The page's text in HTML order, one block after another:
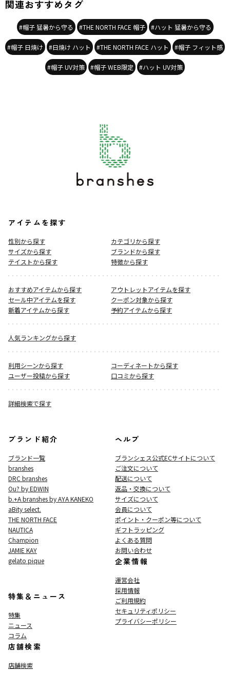
関連おすすめタグ
#帽子 猛暑から守る #THE NORTH FACE 帽子 #ハット 猛暑から守る
#帽子 日焼け #日焼け ハット #THE NORTH FACE ハット #帽子 フィット感
#帽子 UV対策 #帽子 WEB限定 #ハット UV対策
アイテムを探す
性別から探す
カテゴリから探す
サイズから探す
ブランドから探す
テイストから探す
特徴から探す
おすすめアイテムから探す
アウトレットアイテムを探す
セール中アイテムを探す
クーポン対象から探す
新着アイテムから探す
予約アイテムから探す
人気ランキングから探す
利用シーンから探す
コーディネートから探す
ユーザー投稿から探す
口コミから探す
詳細検索で探す
ブランド紹介
ブランド一覧
branshes
DRC branshes
Ou? by EDWIN
b.+A branshes by AYA KANEKO
aBity select.
THE NORTH FACE
NAUTICA
Champion
JAMIE KAY
gelato pique
特集＆ニュース
特集
ニュース
コラム
店舗検索
店舗検索
ヘルプ
ブランシェス公式ECサイトについて
ご注文について
配送について
返品・交換について
サイズについて
会員について
ポイント・クーポン等について
ギフトラッピング
よくある質問
お問い合わせ
企業情報
運営会社
採用情報
ご利用規約
セキュリティポリシー
プライバシーポリシー